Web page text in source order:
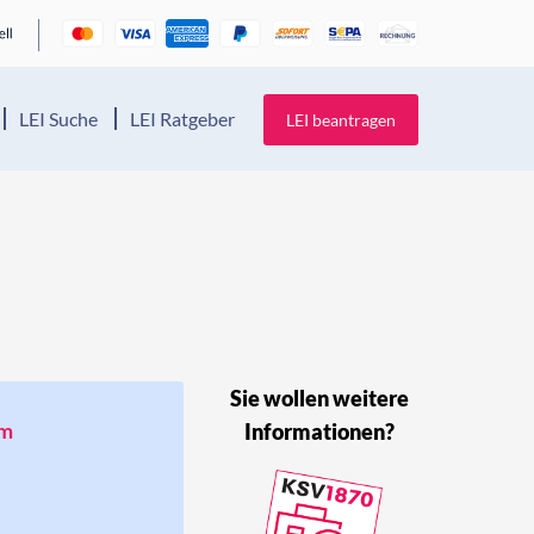
LEI Suche LEI Ratgeber LEI beantragen
Sie wollen weitere
Informationen?